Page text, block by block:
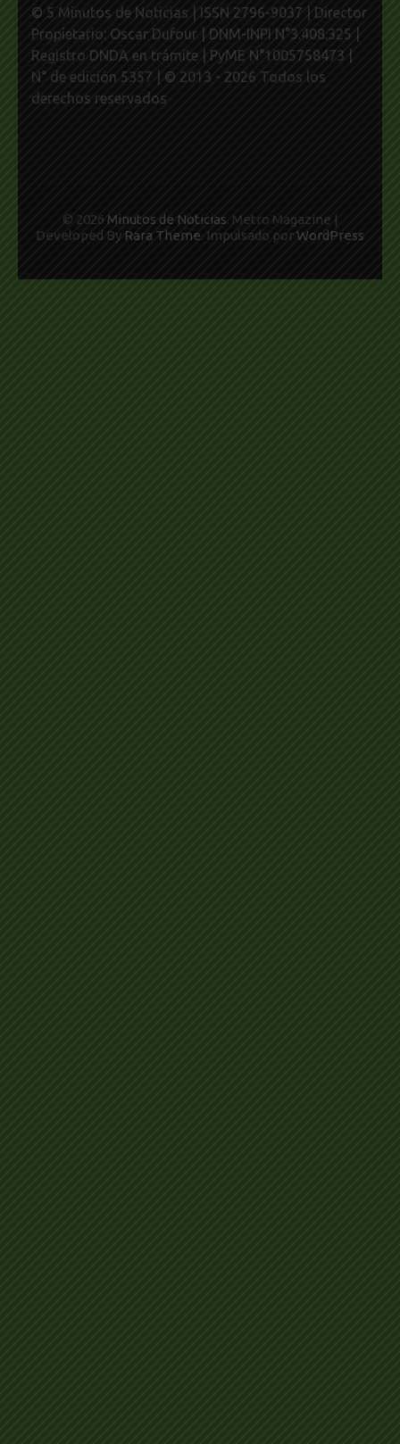
© 5 Minutos de Noticias | ISSN 2796-9037 | Director
Propietario: Oscar Dufour | DNM-INPI N°3.408.325 |
Registro DNDA en trámite | PyME N°1005758473 |
N° de edición 5357 | © 2013 - 2026 Todos los
derechos reservados
© 2026 Minutos de Noticias. Metro Magazine |
Developed By Rara Theme. Impulsado porWordPress